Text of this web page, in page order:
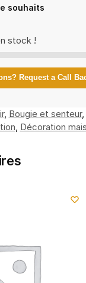
souhaits
stock !
Request a Call
, Bougie et senteur,
Décoration